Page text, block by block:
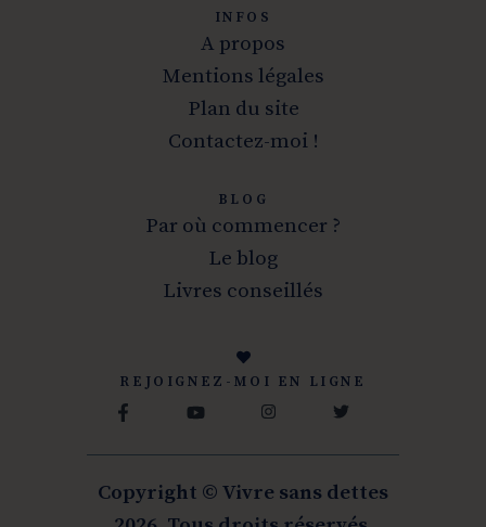
INFOS
A propos
Mentions légales
Plan du site
Contactez-moi !
BLOG
Par où commencer ?
Le blog
Livres conseillés
REJOIGNEZ-MOI EN LIGNE
Copyright © Vivre sans dettes